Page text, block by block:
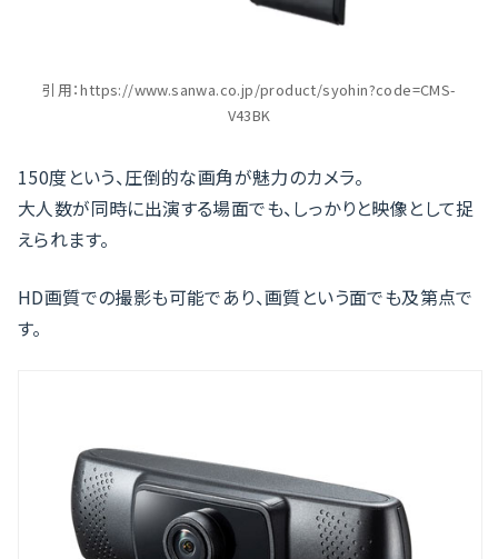
引用：https://www.sanwa.co.jp/product/syohin?code=CMS-
V43BK
150度という、圧倒的な画角が魅力のカメラ。
大人数が同時に出演する場面でも、しっかりと映像として捉
えられます。
HD画質での撮影も可能であり、画質という面でも及第点で
す。